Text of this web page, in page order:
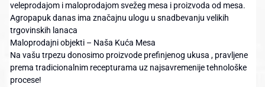
veleprodajom i maloprodajom svežeg mesa i proizvoda od mesa.
Agropapuk danas ima značajnu ulogu u snadbevanju velikih
trgovinskih lanaca
Maloprodajni objekti – Naša Kuća Mesa
Na vašu trpezu donosimo proizvode prefinjenog ukusa , pravljene
prema tradicionalnim recepturama uz najsavremenije tehnološke
procese!